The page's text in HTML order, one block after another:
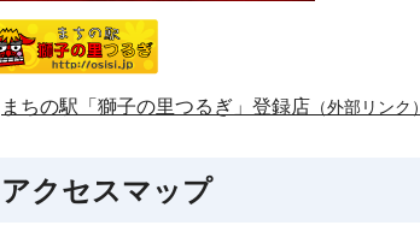
まちの駅「獅子の里つるぎ」登録店 （外部リンク）
アクセスマップ